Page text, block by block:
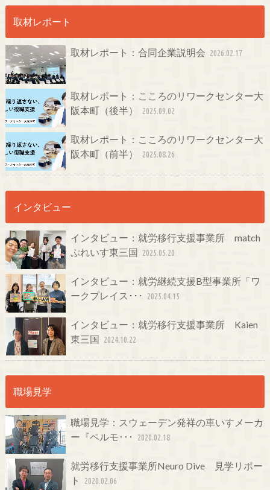
取材レポート
取材レポート：合同企業説明会 2026.02.17
取材レポート：こころのリワークセンター大
阪本町（後半）
2025.09.02
取材レポート：こころのリワークセンター大
阪本町（前半）
2025.08.26
インタビュー
インタビュー：就労移行支援事業所 match
ぷれいす東三国 2025.05.20
インタビュー：就労継続支援B型事業所「ワ
ークプレイス･･･
2025.04.15
インタビュー：就労移行支援事業所 Kaien
東三国 2024.10.22
職場見学
職場見学：スウェーデン発祥の車いすメーカ
ー『ペルモ･･･
2020.02.18
就労移行支援事業所Neuro Dive 見学リポー
ト
2020.02.06